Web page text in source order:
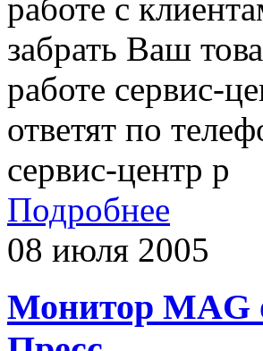
работе с
забрать Ваш
работе сервис-
ответят по
сервис-центр р
Подробнее
08 июля 2005
Монитор MAG